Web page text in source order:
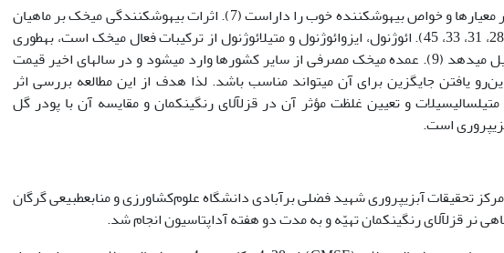
میخک به­عنوان بیهوش­کننده قدیمی، بیشتر معیارها و خواص بیهوش­کننده خوب را داراست (7). اثرات بیهوش­کنندگی میخک بر ماهیان
مختلف توسط محققان گزارش شده است (28، 31، 33، 45). ائوژنول، ایزوائوژنول و متیل­ائوژنول از ترکیبات فعال میخک است، به­طوری
که 85 تا 95 درصد میخک را ائوژنول تشکیل می­دهد (9). عمده میخک مصرفی از سایر کشورها وارد می­شود و در سال­های اخیر قیمت
افزایش‌یافته است (39)، از این‌رو یافتن جایگزین برای آن می­تواند مناسب باشد. لذا هدف از این مطالعه بررسی اثر
و تعیین غلظت مؤثر آن در قزل­آلای رنگین­کمان و مقایسه آن با پودر گل
است.
پژوهش در پاییز 1392 در مرکز تحقیقات آبزی­پروری شهید فضلی برآبادی دانشگاه علوم‌‌کشاورزی و منابع­طبیعی گرگان